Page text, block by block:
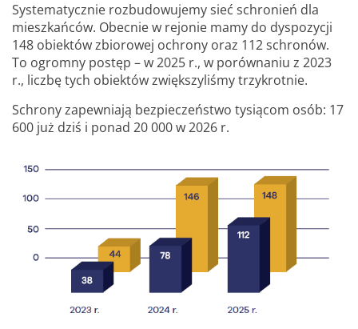
Systematycznie rozbudowujemy sieć schronień dla
mieszkańców. Obecnie w rejonie mamy do dyspozycji
148 obiektów zbiorowej ochrony oraz 112 schronów.
To ogromny postęp – w 2025 r., w porównaniu z 2023
r., liczbę tych obiektów zwiększyliśmy trzykrotnie.
Schrony zapewniają bezpieczeństwo tysiącom osób: 17
600 już dziś i ponad 20 000 w 2026 r.